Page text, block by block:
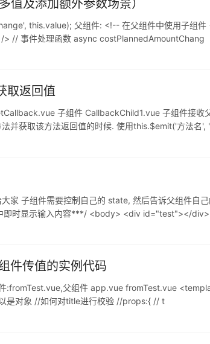
值及添加额外参数场景）
this.value); 父组件: <!-- 在父组件中使用子
// 事件处理函数 async costPlannedAmountChang
取返回值
子组件 CallbackChild1.vue 子组件接
并获取该方法返回值的时候. 使用this.$emit('方法名
家 子组件需要控制自己的 state, 然后告诉父组件
即时显示输入内容***/ <body> <div id="test"></
件传值的实例代码
:fromTest.vue,父组件 app.vue fromTest.vue
是对象 //如何对title进行校验 //props:{ // t